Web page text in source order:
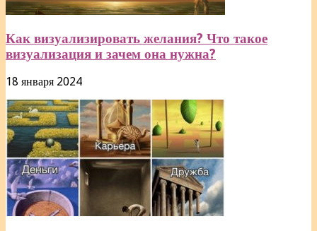
Как визуализировать желания? Что такое
визуализация и зачем она нужна?
18 января 2024